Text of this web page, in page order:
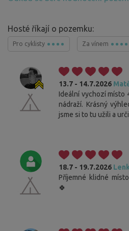
Hosté říkají o pozemku:
Pro cyklisty Za vínem
13.7 - 14.7.2026
Ideální vychozí místo
nádraží. Krásný
jsme si to tu užili a
18.7 - 19.7.2026
Příjemné klidné
🍀